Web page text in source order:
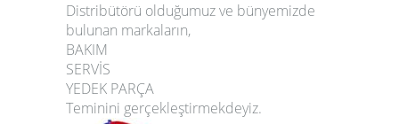
Distribütörü olduğumuz ve bünyemizde
bulunan markaların,
BAKIM
SERVİS
YEDEK PARÇA
Teminini gerçekleştirmekdeyiz.